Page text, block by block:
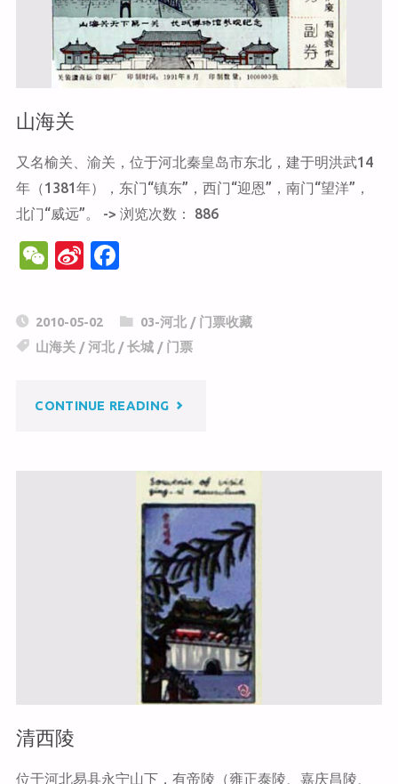
庄"
山海关
又名榆关、渝关，位于河北秦皇岛市东北，建于明洪武14
年（1381年），东门“镇东”，西门“迎恩”，南门“望洋”，
北门“威远”。 -> 浏览次数： 886
W
C
h
Si
a
W
b
c
e
o
2010-05-02 03-河北/ 门票收藏
山海关 /河北 /长城 / 门票
CONTINUE READING"山
关"
清西陵
位于河北易县永宁山下，有帝陵（雍正泰陵、嘉庆昌陵、